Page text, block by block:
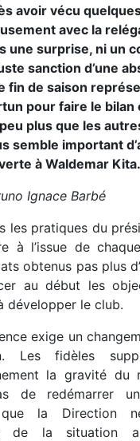
avoir vécu
avec la
une surprise, ni un
sanction d’une
fin de saison
pour faire le bilan
plus que les
semble important
à Waldemar Kita.
Ignace Barbé
les pratiques du
à l’issue de
obtenus pas plus
au début les
développer le club.
exige un
Les fidèles
la gravité du
de redémarrer
que la Direction
de la situation